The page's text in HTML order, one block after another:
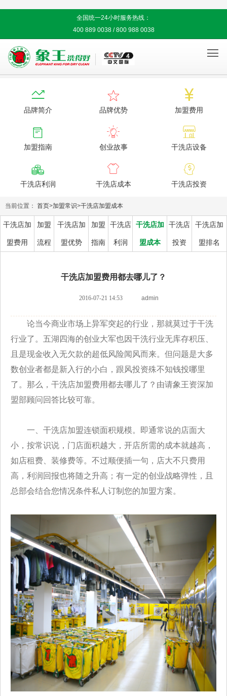
全国统一24小时服务热线：
400 889 0038 / 800 988 0038


品牌简介

品牌优势

加盟费用

加盟指南

创业故事

干洗店设备

干洗店利润

干洗店成本

干洗店投资
当前位置： 首页>加盟常识>干洗店加盟成本
干洗店加
盟费用
加盟
流程
干洗店加
盟优势
加盟
指南
干洗店
利润
干洗店加
盟成本
干洗店
投资
干洗店加
盟排名
干洗店加盟费用都去哪儿了？
2016-07-21 14:53 admin
论当今商业市场上异军突起的行业，那就莫过于干洗
行业了。五湖四海的创业大军也因干洗行业无库存积压、
且是现金收入无欠款的超低风险闻风而来。但问题是大多
数创业者都是新入行的小白，跟风投资殊不知钱投哪里
了。那么，干洗店加盟费用都去哪儿了？由请象王资深加
盟部顾问回答比较可靠。
一、干洗店加盟连锁面积规模。即通常说的店面大
小，按常识说，门店面积越大，开店所需的成本就越高，
如店租费、装修费等。不过顺便插一句，店大不只费用
高，利润回报也将随之升高；有一定的创业战略弹性，且
总部会结合您情况条件私人订制您的加盟方案。